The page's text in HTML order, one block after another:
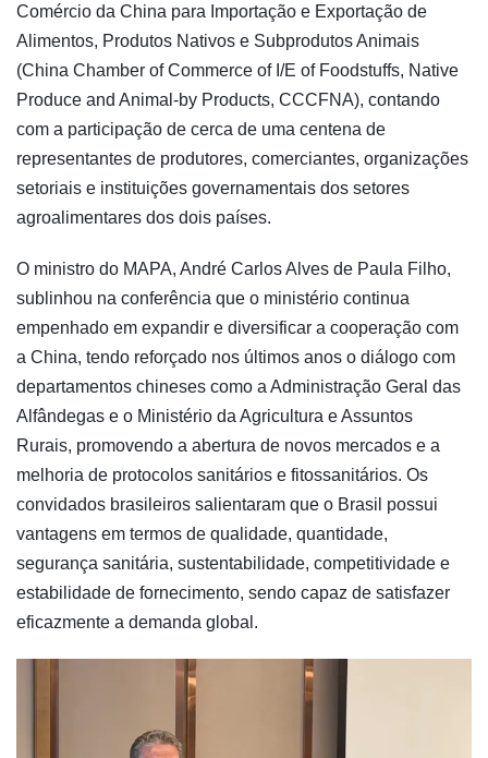
Comércio da China para Importação e Exportação de
Alimentos, Produtos Nativos e Subprodutos Animais
(China Chamber of Commerce of I/E of Foodstuffs, Native
Produce and Animal-by Products, CCCFNA), contando
com a participação de cerca de uma centena de
representantes de produtores, comerciantes, organizações
setoriais e instituições governamentais dos setores
agroalimentares dos dois países.
O ministro do MAPA, André Carlos Alves de Paula Filho,
sublinhou na conferência que o ministério continua
empenhado em expandir e diversificar a cooperação com
a China, tendo reforçado nos últimos anos o diálogo com
departamentos chineses como a Administração Geral das
Alfândegas e o Ministério da Agricultura e Assuntos
Rurais, promovendo a abertura de novos mercados e a
melhoria de protocolos sanitários e fitossanitários. Os
convidados brasileiros salientaram que o Brasil possui
vantagens em termos de qualidade, quantidade,
segurança sanitária, sustentabilidade, competitividade e
estabilidade de fornecimento, sendo capaz de satisfazer
eficazmente a demanda global.